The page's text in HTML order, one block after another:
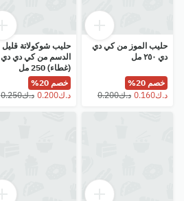
حليب الموز من كي دي
دي ٢٥٠ مل
خصم 20%
حليب شوكولاتة قليل
الدسم من كي دي دي
(غطاء) 250 مل
خصم 20%
⁦د.ك0.200⁩
⁦د.ك0.250⁩